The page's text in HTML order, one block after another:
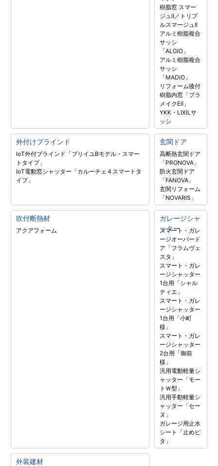
樹脂窓 スマー
ジュII／トリプ
ルスマージュII
アルミ樹脂複合
サッシ
「ALGIO」
アルミ樹脂複合
サッシ
「MADiO」
リフォーム後付
樹脂内窓「プラ
メイクEⅡ」
YKK・LIXILサ
ッシ
外付けブラインド
IoT外付ブラインド「ブリイユBモデル・スマー
トタイプ」
IoT電動窓シャッター「カルーチェ４スマートタ
イプ」
玄関ドア
高断熱玄関ドア
「PRONOVA」
防火玄関ドア
「FANOVA」
玄関リフォーム
「NOVARIS」
吹付断熱材
アクアフォーム
ガレージシャ
ッター
スマート・ガレ
ージオーバード
ア「フラムヴェ
スタ」
スマート・ガレ
ージシャッター
1台用「シャル
ティエ」
スマート・ガレ
ージシャッター
1台用「小町
様」
スマート・ガレ
ージシャッター
2台用「御前
様」
汎用電動軽量シ
ャッター「モー
トＷ型」
汎用手動軽量シ
ャッター「セー
ヌ」
ガレージ用止水
シート「止めピ
タ」
外装建材